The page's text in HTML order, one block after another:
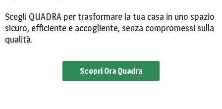
Scegli QUADRA per trasformare la tua casa in uno spazio
sicuro, efficiente e accogliente, senza compromessi sulla
qualità.
Scopri Ora Quadra